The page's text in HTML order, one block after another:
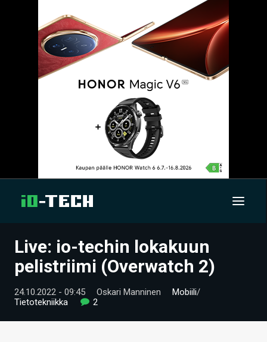
UUTISET
VIDEOT
Live: io-techin lokakuun
pelistriimi (Overwatch 2)
24.10.2022 - 09:45 Oskari Manninen Mobiili/
Tietotekniikka
2